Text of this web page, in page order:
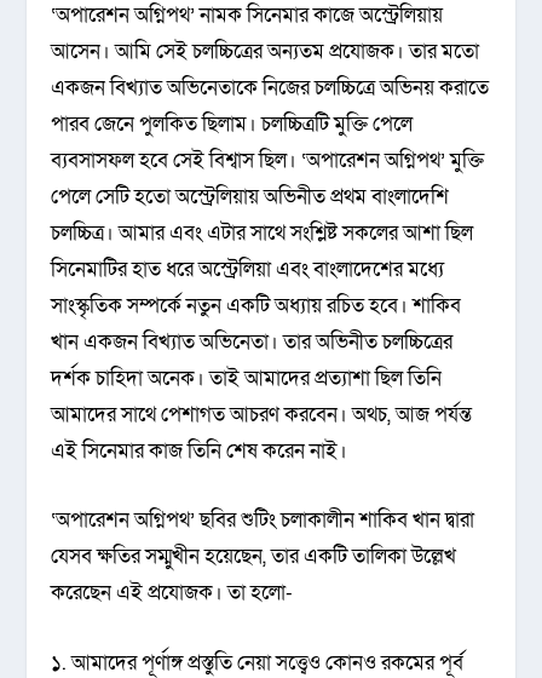
‘অপারেশন অগ্নিপথ’ নামক সিনেমার কাজে অস্ট্রেলিয়ায়
আসেন। আমি সেই চলচ্চিত্রের অন্যতম প্রযোজক। তার মতো
একজন বিখ্যাত অভিনেতাকে নিজের চলচ্চিত্রে অভিনয় করাতে
পারব জেনে পুলকিত ছিলাম। চলচ্চিত্রটি মুক্তি পেলে
ব্যবসাসফল হবে সেই বিশ্বাস ছিল। ‘অপারেশন অগ্নিপথ’ মুক্তি
পেলে সেটি হতো অস্ট্রেলিয়ায় অভিনীত প্রথম বাংলাদেশি
চলচ্চিত্র। আমার এবং এটার সাথে সংশ্লিষ্ট সকলের আশা ছিল
সিনেমাটির হাত ধরে অস্ট্রেলিয়া এবং বাংলাদেশের মধ্যে
সাংস্কৃতিক সম্পর্কে নতুন একটি অধ্যায় রচিত হবে। শাকিব
খান একজন বিখ্যাত অভিনেতা। তার অভিনীত চলচ্চিত্রের
দর্শক চাহিদা অনেক। তাই আমাদের প্রত্যাশা ছিল তিনি
আমাদের সাথে পেশাগত আচরণ করবেন। অথচ, আজ পর্যন্ত
এই সিনেমার কাজ তিনি শেষ করেন নাই।
‘অপারেশন অগ্নিপথ’ ছবির শুটিং চলাকালীন শাকিব খান দ্বারা
যেসব ক্ষতির সম্মুখীন হয়েছেন, তার একটি তালিকা উল্লেখ
করেছেন এই প্রযোজক। তা হলো-
১. আমাদের পূর্ণাঙ্গ প্রস্তুতি নেয়া সত্ত্বেও কোনও রকমের পূর্ব